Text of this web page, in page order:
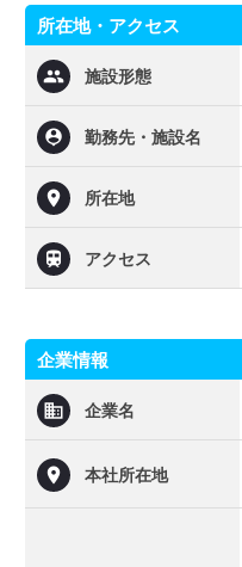
所在地・アクセス
施設形態
勤務先・施設名
所在地
アクセス
企業情報
企業名
本社所在地